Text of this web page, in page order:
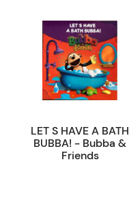
LET S HAVE A BATH
BUBBA! - Bubba &
Friends